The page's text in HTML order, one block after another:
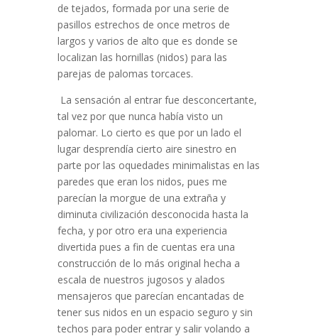
de tejados, formada por una serie de
pasillos estrechos de once metros de
largos y varios de alto que es donde se
localizan las hornillas (nidos) para las
parejas de palomas torcaces.
La sensación al entrar fue desconcertante,
tal vez por que nunca había visto un
palomar. Lo cierto es que por un lado el
lugar desprendía cierto aire sinestro en
parte por las oquedades minimalistas en las
paredes que eran los nidos, pues me
parecían la morgue de una extraña y
diminuta civilización desconocida hasta la
fecha, y por otro era una experiencia
divertida pues a fin de cuentas era una
construcción de lo más original hecha a
escala de nuestros jugosos y alados
mensajeros que parecían encantadas de
tener sus nidos en un espacio seguro y sin
techos para poder entrar y salir volando a